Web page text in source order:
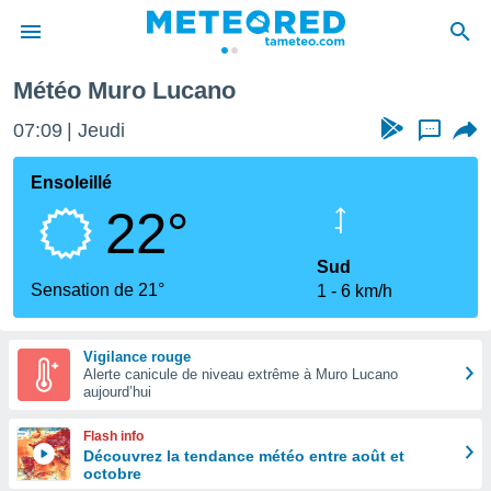
de
Météo Muro Lucano
07:09 Jeudi ...
Ensoleillé
22°
Sensation de 21°
Sud
1
6 km/h
Vigilance rouge
Alerte canicule de niveau extrême à Muro Lucano
aujourd’hui
Flash info
Découvrez la tendance météo entre août et
octobre